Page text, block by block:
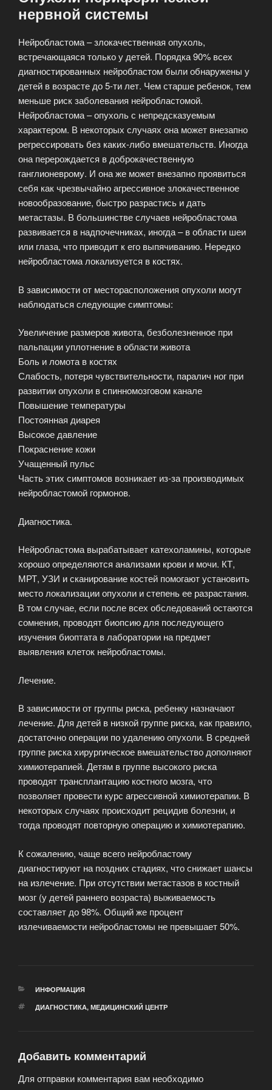
нервной системы
Нейробластома – злокачественная опухоль,
встречающаяся только у детей. Порядка 90% всех
диагностированных нейробластом были обнаружены у
детей в возрасте до 5-ти лет. Чем старше ребенок, тем
меньше риск заболевания нейробластомой.
Нейробластома – опухоль с непредсказуемым
характером. В некоторых случаях она может внезапно
регрессировать без каких-либо вмешательств. Иногда
она перерождается в доброкачественную
ганглионеврому. И она же может внезапно проявиться
себя как чрезвычайно агрессивное злокачественное
новообразование, быстро разрастись и дать
метастазы. В большинстве случаев нейробластома
развивается в надпочечниках, иногда – в области шеи
или глаза, что приводит к его выпячиванию. Нередко
нейробластома локализуется в костях.
В зависимости от месторасположения опухоли могут
наблюдаться следующие симптомы:
Увеличение размеров живота, безболезненное при
пальпации уплотнение в области живота
Боль и ломота в костях
Слабость, потеря чувствительности, паралич ног при
развитии опухоли в спинномозговом канале
Повышение температуры
Постоянная диарея
Высокое давление
Покраснение кожи
Учащенный пульс
Часть этих симптомов возникает из-за производимых
нейробластомой гормонов.
Диагностика.
Нейробластома вырабатывает катехоламины, которые
хорошо определяются анализами крови и мочи. КТ,
МРТ, УЗИ и сканирование костей помогают установить
место локализации опухоли и степень ее разрастания.
В том случае, если после всех обследований остаются
сомнения, проводят биопсию для последующего
изучения биоптата в лаборатории на предмет
выявления клеток нейробластомы.
Лечение.
В зависимости от группы риска, ребенку назначают
лечение. Для детей в низкой группе риска, как правило,
достаточно операции по удалению опухоли. В средней
группе риска хирургическое вмешательство дополняют
химиотерапией. Детям в группе высокого риска
проводят трансплантацию костного мозга, что
позволяет провести курс агрессивной химиотерапии. В
некоторых случаях происходит рецидив болезни, и
тогда проводят повторную операцию и химиотерапию.
К сожалению, чаще всего нейробластому
диагностируют на поздних стадиях, что снижает шансы
на излечение. При отсутствии метастазов в костный
мозг (у детей раннего возраста) выживаемость
составляет до 98%. Общий же процент
излечиваемости нейробластомы не превышает 50%.
РУБРИКИ
ИНФОРМАЦИЯ
МЕТКИ
ДИАГНОСТИКА, МЕДИЦИНСКИЙ ЦЕНТР
Добавить комментарий
Для отправки комментария вам необходимо